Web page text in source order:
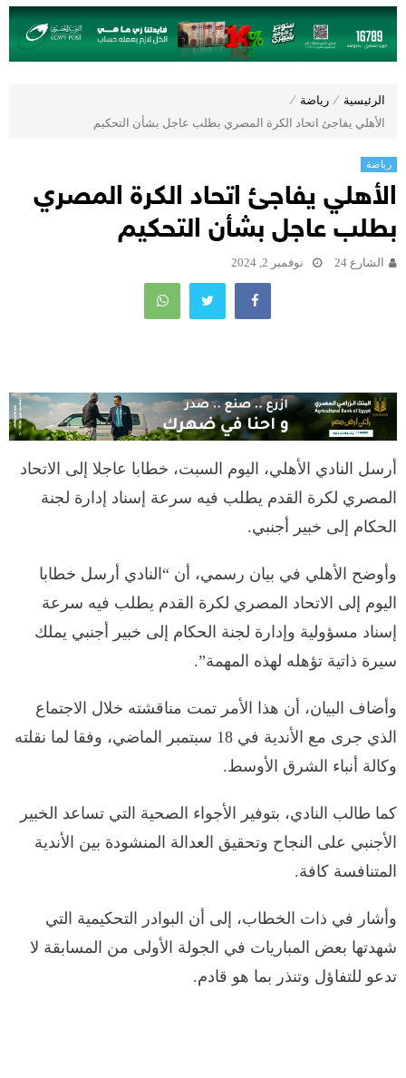
الرئيسية ⁄ رياضة ⁄
الأهلي يفاجئ اتحاد الكرة المصري بطلب عاجل بشأن التحكيم
رياضة
الأهلي يفاجئ اتحاد الكرة المصري
بطلب عاجل بشأن التحكيم
الشارع 24 نوفمبر 2, 2024
أرسل النادي الأهلي، اليوم السبت، خطابا عاجلا إلى الاتحاد
المصري لكرة القدم يطلب فيه سرعة إسناد إدارة لجنة
الحكام إلى خبير أجنبي.
وأوضح الأهلي في بيان رسمي، أن “النادي أرسل خطابا
اليوم إلى الاتحاد المصري لكرة القدم يطلب فيه سرعة
إسناد مسؤولية وإدارة لجنة الحكام إلى خبير أجنبي يملك
سيرة ذاتية تؤهله لهذه المهمة”.
وأضاف البيان، أن هذا الأمر تمت مناقشته خلال الاجتماع
الذي جرى مع الأندية في 18 سبتمبر الماضي، وفقا لما نقلته
وكالة أنباء الشرق الأوسط.
كما طالب النادي، بتوفير الأجواء الصحية التي تساعد الخبير
الأجنبي على النجاح وتحقيق العدالة المنشودة بين الأندية
المتنافسة كافة.
وأشار في ذات الخطاب، إلى أن البوادر التحكيمية التي
شهدتها بعض المباريات في الجولة الأولى من المسابقة لا
تدعو للتفاؤل وتنذر بما هو قادم.